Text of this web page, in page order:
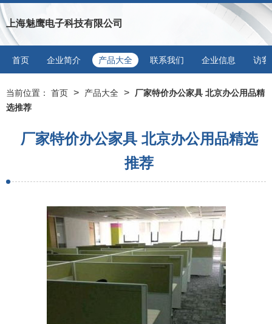
上海魅鹰电子科技有限公司
首页 企业简介 产品大全 联系我们 企业信息 访客
当前位置： 首页 > 产品大全 >
厂家特价办公家具 北京办公用品精
选推荐
厂家特价办公家具 北京办公用品精选
推荐